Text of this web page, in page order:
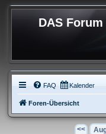
DAS
FAQ Kalender
Foren-Übersicht
<<